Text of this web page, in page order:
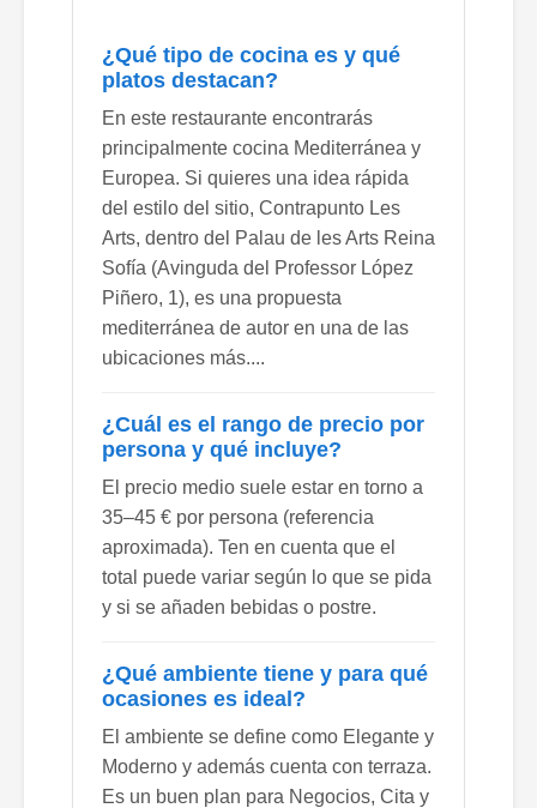
¿Qué tipo de cocina es y qué
platos destacan?
En este restaurante encontrarás
principalmente cocina Mediterránea y
Europea. Si quieres una idea rápida
del estilo del sitio, Contrapunto Les
Arts, dentro del Palau de les Arts Reina
Sofía (Avinguda del Professor López
Piñero, 1), es una propuesta
mediterránea de autor en una de las
ubicaciones más....
¿Cuál es el rango de precio por
persona y qué incluye?
El precio medio suele estar en torno a
35–45 € por persona (referencia
aproximada). Ten en cuenta que el
total puede variar según lo que se pida
y si se añaden bebidas o postre.
¿Qué ambiente tiene y para qué
ocasiones es ideal?
El ambiente se define como Elegante y
Moderno y además cuenta con terraza.
Es un buen plan para Negocios, Cita y